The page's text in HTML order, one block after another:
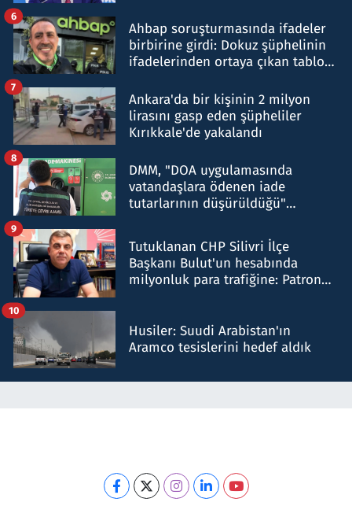
Ahbap soruşturmasında ifadeler
birbirine girdi: Dokuz şüphelinin
ifadelerinden ortaya çıkan tablo
6
Ankara'da bir kişinin 2 milyon
lirasını gasp eden şüpheliler
Kırıkkale'de yakalandı
7
DMM, "DOA uygulamasında
vatandaşlara ödenen iade
tutarlarının düşürüldüğü"
8
Tutuklanan CHP Silivri İlçe
Başkanı Bulut'un hesabında
milyonluk para trafiğine: Patron
9
Husiler: Suudi Arabistan'ın
Aramco tesislerini hedef aldık
10